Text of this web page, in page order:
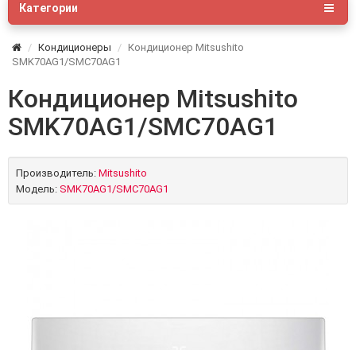
Категории
Кондиционеры
Кондиционер Mitsushito
SMK70AG1/SMC70AG1
Кондиционер Mitsushito
SMK70AG1/SMC70AG1
Производитель: Mitsushito
Модель: SMK70AG1/SMC70AG1